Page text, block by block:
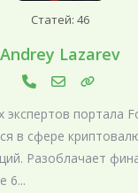
Статей: 46
Andrey Lazarev
экспертов портала
в сфере
Разоблачает
6...